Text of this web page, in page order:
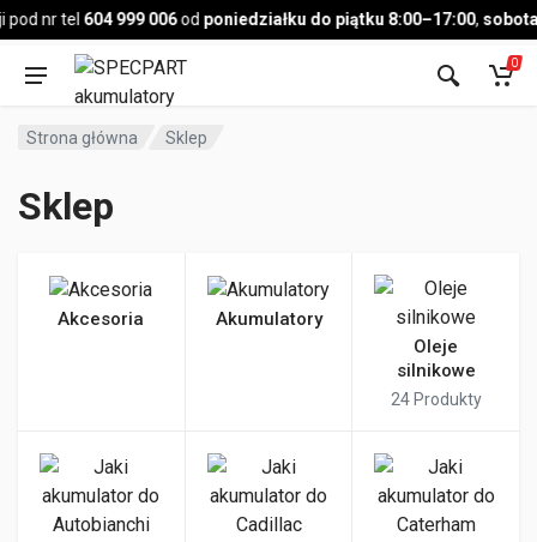
nr tel604 999 006odponiedziałku do piątku 8:00–17:00,sobota
Pojazd
0
Strona główna Sklep
Sklep
Akcesoria
Akumulatory
Oleje
silnikowe
24 Produkty